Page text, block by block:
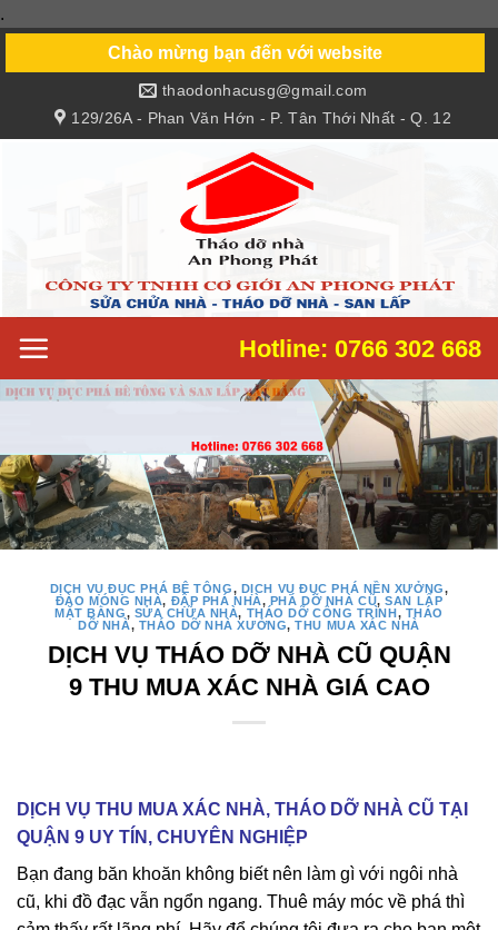
.
content
Chào mừng bạn đến với website
129/26A - Phan Văn Hớn - P. Tân Thới Nhất - Q. 12
thaodonhacusg@gmail.com
Hotline: 0766 302 668
DỊCH VỤ ĐỤC PHÁ BÊ TÔNG, DỊCH VỤ ĐỤC PHÁ NỀN XƯỞNG,
ĐÀO MÓNG NHÀ, ĐẬP PHÁ NHÀ, PHÁ DỠ NHÀ CŨ,SAN LẤP
MẶT BẰNG, SỬA CHỮA NHÀ, THÁO DỠ CÔNG TRÌNH, THÁO
DỠ NHÀ, THÁO DỠ NHÀ XƯỞNG,THU MUA XÁC NHÀ
DỊCH VỤ THÁO DỠ NHÀ CŨ QUẬN
9 THU MUA XÁC NHÀ GIÁ CAO
DỊCH VỤ THU MUA XÁC NHÀ, THÁO DỠ NHÀ CŨ TẠI
QUẬN 9 UY TÍN, CHUYÊN NGHIỆP
Bạn đang băn khoăn không biết nên làm gì với ngôi nhà
cũ, khi đồ đạc vẫn ngổn ngang. Thuê máy móc về phá thì